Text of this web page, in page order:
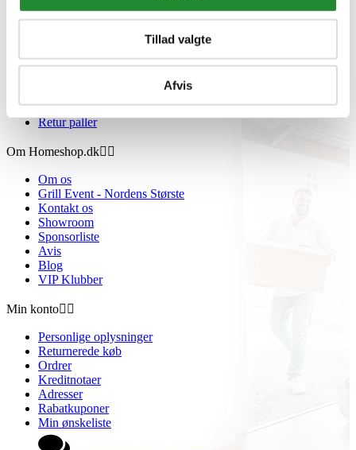
Tillad valgte
Afvis
Handelsbetingelser
Cookie- og privatlivspolitik
Gavekort
Retur paller
Om Homeshop.dk 
Om os
Grill Event - Nordens Største
Kontakt os
Showroom
Sponsorliste
Avis
Blog
VIP Klubber
Min konto 
Personlige oplysninger
Returnerede køb
Ordrer
Kreditnotaer
Adresser
Rabatkuponer
Min ønskeliste